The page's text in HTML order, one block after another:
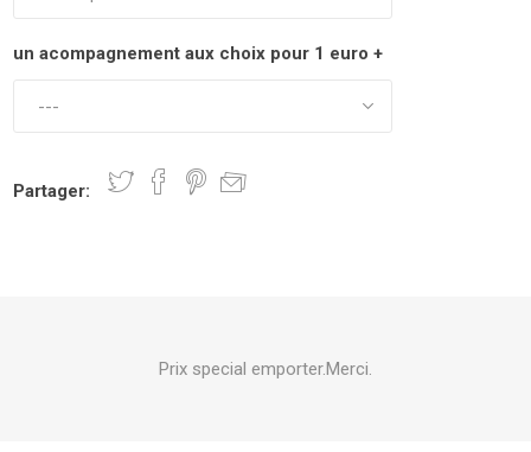
un acompagnement aux choix pour 1 euro +
Partager:
Prix special emporter.Merci.